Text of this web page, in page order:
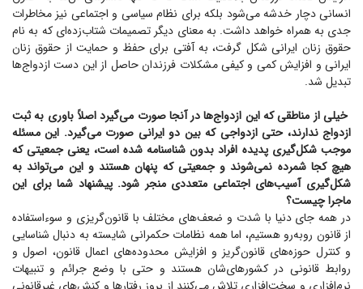
انسانی دچار خدشه می‌شود بلکه برای نظام سیاسی و اجتماعی نیز مخاطرات
جدی به همراه خواهد داشت. به معنای دیگر تصمیمات شتاب‌زده‌ای که به نام
حقوق زنان ایرانی شکل گرفت، به آفتی برای حفظ و حمایت از حقوق زنان
ایرانی و افزایش کمی و کیفی مشکلات فرزندان حاصل از این دست ازدواج‌ها
تبدیل شد.
خیلی از مناطقی که این ازدواج‌ها در آنجا صورت می‌گیرد اصلاً باوری به ثبت
ازدواج ندارند، حتی ازدواجی که بین دو ایرانی صورت می‌گیرد. این مسئله
موجب شکل‌گیری پدیده افراد بدون شناسنامه شده است، یعنی جمعیتی که
هیچ کجا شمرده نمی‌شوند و جمعیتی که پنهان هستند و این می‌تواند به
شکل‌گیری آسیب‌های اجتماعی متعددی منجر شود. پیشنهاد شما برای این
ماجرا چیست؟
در همه جای دنیا با شدت و ضعف‌های مختلف با قانون‌گریزی و سوءاستفاده
از قانون روبه‌رو هستیم، اما همه نظامات حکمرانی شایسته به دنبال شناسایی
و کنترل حوزه‌های قانون‌گریز و افزایش محدوده‌های اعمال قانون، اصول و
روابط قانونی در کشورهای‌شان هستند و حتی با وضع جرائم و تنبیهات